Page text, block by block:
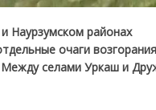
Наурзумском районах
очаги
Между селами Уркаш и